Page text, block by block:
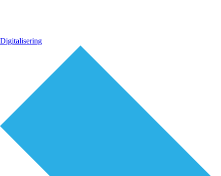
Digitalisering